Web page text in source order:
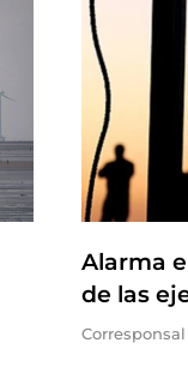
Alarma
de las
Corresponsal